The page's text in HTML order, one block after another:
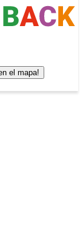
el mapa!